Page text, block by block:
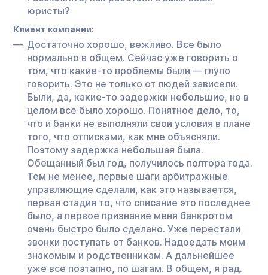
юристы?
Клиент компании:
Достаточно хорошо, вежливо. Все было
нормально в общем. Сейчас уже говорить о
том, что какие-то проблемы были — глупо
говорить. Это не только от людей зависели.
Были, да, какие-то задержки небольшие, но в
целом все было хорошо. Понятное дело, то,
что и банки не выполняли свои условия в плане
того, что отписками, как мне объясняли.
Поэтому задержка небольшая была.
Обещанный был год, получилось полтора года.
Тем не менее, первые шаги арбитражные
управляющие сделали, как это называется,
первая стадия то, что списание это последнее
было, а первое признание меня банкротом
очень быстро было сделано. Уже перестали
звонки поступать от банков. Надоедать моим
знакомым и родственникам. А дальнейшее
уже все поэтапно, по шагам. В общем, я рад.